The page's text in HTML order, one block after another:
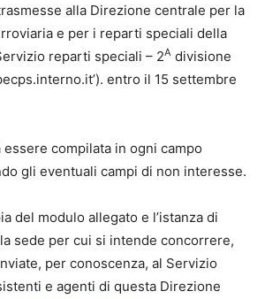
alla Direzione centrale per la
e per i reparti speciali della
reparti speciali – 2A divisione
. entro il 15 settembre
essere compilata in ogni campo
gli eventuali campi di non interesse.
del modulo allegato e l’istanza di
sede per cui si intende concorrere,
per conoscenza, al Servizio
e agenti di questa Direzione